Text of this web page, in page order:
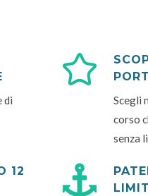
di
Scegli
corso
senza
12